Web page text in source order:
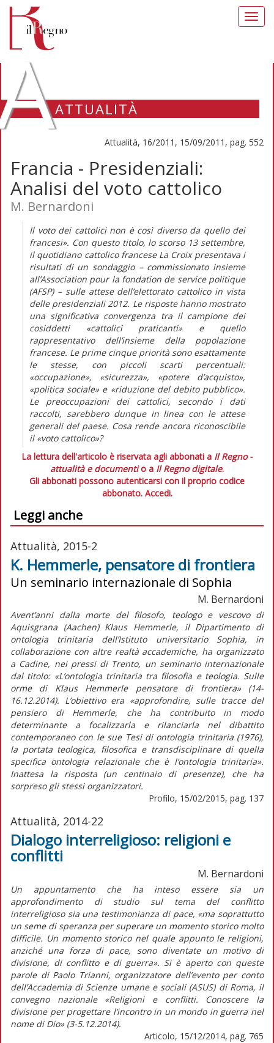
ATTUALITÀ
Attualità, 16/2011, 15/09/2011, pag. 552
Francia - Presidenziali:
Analisi del voto cattolico
M. Bernardoni
Il voto dei cattolici non è così diverso da quello dei
francesi». Con questo titolo, lo scorso 13 settembre,
il quotidiano cattolico francese La Croix presentava i
risultati di un sondaggio – commissionato insieme
all’Association pour la fondation de service politique
(AFSP) – sulle attese dell’elettorato cattolico in vista
delle presidenziali 2012. Le risposte hanno mostrato
una significativa convergenza tra il campione dei
cosiddetti «cattolici praticanti» e quello
rappresentativo dell’insieme della popolazione
francese. Le prime cinque priorità sono esattamente
le stesse, con piccoli scarti percentuali:
«occupazione», «sicurezza», «potere d’acquisto»,
«politica sociale» e «riduzione del debito pubblico».
Le preoccupazioni dei cattolici, secondo i dati
raccolti, sarebbero dunque in linea con le attese
generali del paese. Cosa rende ancora riconoscibile
il «voto cattolico»?
La lettura dell'articolo è riservata agli abbonati a Il Regno -
attualità e documentio a Il Regno digitale.
Gli abbonati possono autenticarsi con il proprio codice
abbonato. Accedi.
Leggi anche
Attualità, 2015-2
K. Hemmerle, pensatore di frontiera
Un seminario internazionale di Sophia
M. Bernardoni
Avent’anni dalla morte del filosofo, teologo e vescovo di
Aquisgrana (Aachen) Klaus Hemmerle, il Dipartimento di
ontologia trinitaria dell’Istituto universitario Sophia, in
collaborazione con altre realtà accademiche, ha organizzato
a Cadine, nei pressi di Trento, un seminario internazionale
dal titolo: «L’ontologia trinitaria tra filosofia e teologia. Sulle
orme di Klaus Hemmerle pensatore di frontiera» (14-
16.12.2014). L’obiettivo era «approfondire, sulle tracce del
pensiero di Hemmerle, che ha contribuito in modo
determinante a focalizzarla e rilanciarla nel dibattito
contemporaneo con le sue Tesi di ontologia trinitaria (1976),
la portata teologica, filosofica e transdisciplinare di quella
specifica ontologia relazionale che è l’ontologia trinitaria».
Inattesa la risposta (un centinaio di presenze), che ha
sorpreso gli stessi organizzatori.
Profilo, 15/02/2015, pag. 137
Attualità, 2014-22
Dialogo interreligioso: religioni e
conflitti
M. Bernardoni
Un appuntamento che ha inteso essere sia un
approfondimento di studio sul tema del conflitto
interreligioso sia una testimonianza di pace, «ma soprattutto
un seme di speranza per superare un momento storico molto
difficile. Un momento storico nel quale appunto le religioni,
anziché una forza di pace, sono diventate un motivo di
divisione, di conflitto e di guerra». Si è aperto con queste
parole di Paolo Trianni, organizzatore dell’evento per conto
dell’Accademia di Scienze umane e sociali (ASUS) di Roma, il
convegno nazionale «Religioni e conflitti. Conoscere la
divisione per progettare l’incontro in un mondo in guerra nel
nome di Dio» (3-5.12.2014).
Articolo, 15/12/2014, pag. 765